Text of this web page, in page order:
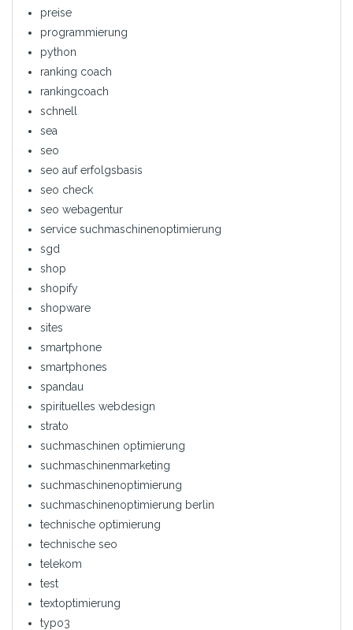
preise
programmierung
python
ranking coach
rankingcoach
schnell
sea
seo
seo auf erfolgsbasis
seo check
seo webagentur
service suchmaschinenoptimierung
sgd
shop
shopify
shopware
sites
smartphone
smartphones
spandau
spirituelles webdesign
strato
suchmaschinen optimierung
suchmaschinenmarketing
suchmaschinenoptimierung
suchmaschinenoptimierung berlin
technische optimierung
technische seo
telekom
test
textoptimierung
typo3